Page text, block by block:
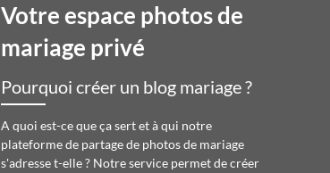
Votre espace photos de
mariage privé
Pourquoi créer un blog mariage ?
A quoi est-ce que ça sert et à qui notre
plateforme de partage de photos de mariage
s'adresse t-elle ? Notre service permet de créer